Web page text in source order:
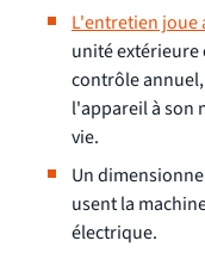
L'entretien joue
unité extérieure
contrôle
l'appareil à son
vie.
Un
usent la
électrique.